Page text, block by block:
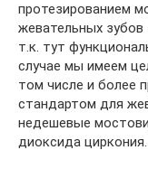
протезированием
жевательных зубов
т.к. тут
случае мы имеем
том числе и более
стандартом для
недешевые
диоксида циркония.